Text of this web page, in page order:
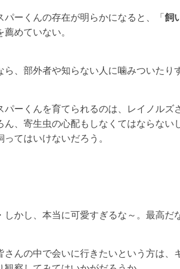
パーくんの存在が明らかになると、「 飼
薦めていない。
ら、部外者や知らない人に噛みついた
パーくんを育てられるのは、レイノル
ん、寄生虫の心配もしなくてはならな
ってはいけないだろう。
しかし、本当に可愛すぎるな～。最高だ
さんの中で会いに行きたいという方は